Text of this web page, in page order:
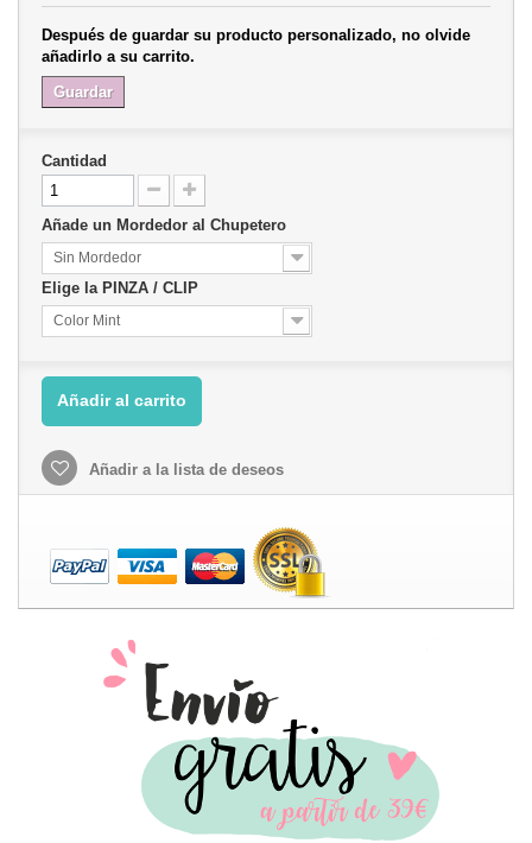
Después de guardar su producto personalizado, no olvide
añadirlo a su carrito.
Guardar
Cantidad
Añade un Mordedor al Chupetero
Sin Mordedor
Elige la PINZA / CLIP
Color Mint
Añadir al carrito
Añadir a la lista de deseos